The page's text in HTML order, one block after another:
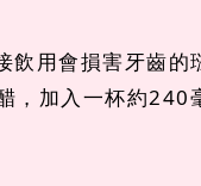
用會損害牙齒
加入一杯約